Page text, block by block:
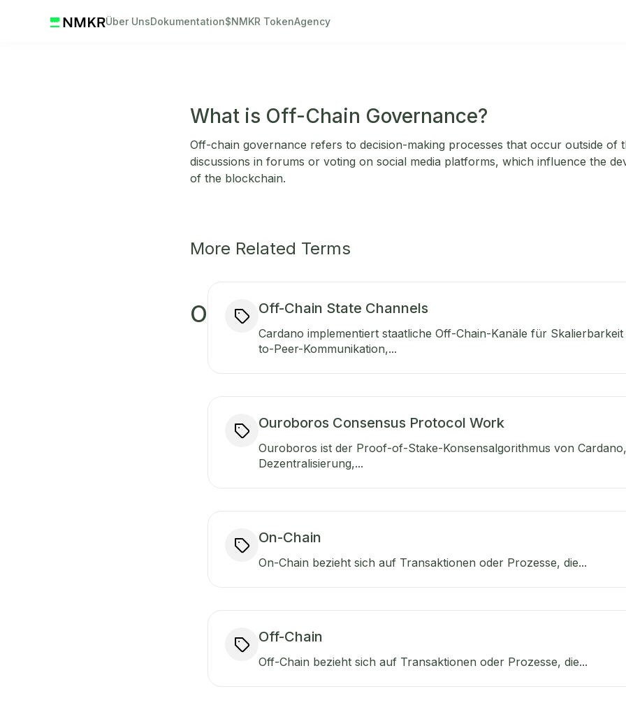
Über UnsDokumentation$NMKR TokenAgency
What is Off-Chain Governance?
Off-chain governance refers to decision-making processes that occur outside of
discussions in forums or voting on social media platforms, which influence the
of the blockchain.
More Related Terms
O Off-Chain State Channels
Cardano implementiert staatliche Off-Chain-Kanäle für
to-Peer-Kommunikation,...
Ouroboros Consensus Protocol Work
Ouroboros ist der Proof-of-Stake-Konsensalgorithmus von
Dezentralisierung,...
On-Chain
On-Chain bezieht sich auf Transaktionen oder Prozesse, die...
Off-Chain
Off-Chain bezieht sich auf Transaktionen oder Prozesse, die...